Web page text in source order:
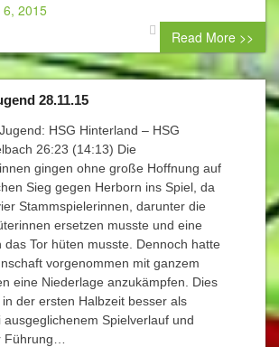
6, 2015
0 comment
Read More >>
28.11.15
HSG Hinterland – HSG
26:23 (14:13) Die
gingen ohne große Hoffnung auf
Sieg gegen Herborn ins Spiel, da
Stammspielerinnen, darunter die
ersetzen musste und eine
das Tor hüten musste. Dennoch hatte
vorgenommen mit ganzem
eine Niederlage anzukämpfen. Dies
der ersten Halbzeit besser als
ausgeglichenem Spielverlauf und
Führung…